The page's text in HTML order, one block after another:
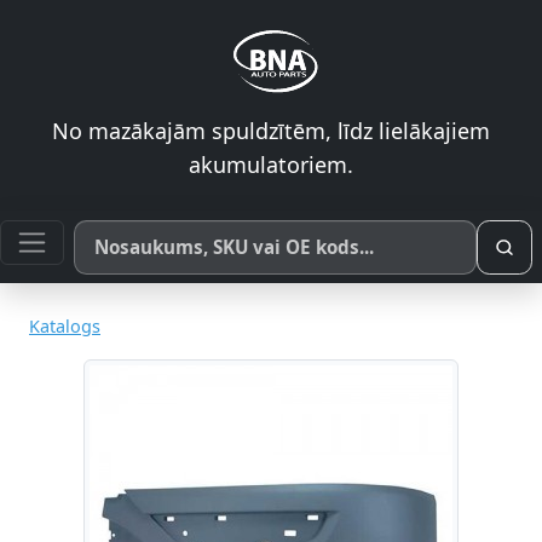
No mazākajām spuldzītēm, līdz lielākajiem
akumulatoriem.
Meklēt pēc produkta nosaukuma, SKU vai OE koda
Katalogs